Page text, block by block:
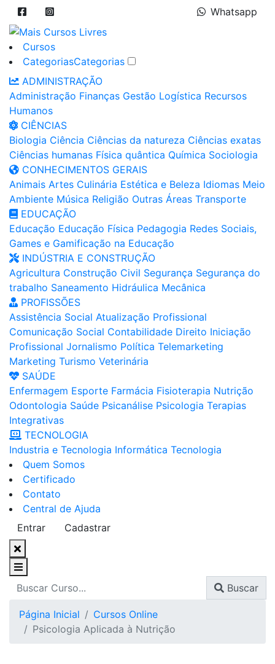
Whatsapp
Cursos
CategoriasCategorias
ADMINISTRAÇÃO
Administração Finanças Gestão Logística Recursos
Humanos
CIÊNCIAS
Biologia Ciência Ciências da natureza Ciências exatas
Ciências humanas Física quântica Química Sociologia
CONHECIMENTOS GERAIS
Animais Artes Culinária Estética e Beleza Idiomas Meio
Ambiente Música Religião Outras Áreas Transporte
EDUCAÇÃO
Educação Educação Física Pedagogia Redes Sociais,
Games e Gamificação na Educação
INDÚSTRIA E CONSTRUÇÃO
Agricultura Construção Civil Segurança Segurança do
trabalho Saneamento Hidráulica Mecânica
PROFISSÕES
Assistência Social Atualização Profissional
Comunicação Social Contabilidade Direito Iniciação
Profissional Jornalismo Política Telemarketing
Marketing Turismo Veterinária
SAÚDE
Enfermagem Esporte Farmácia Fisioterapia Nutrição
Odontologia Saúde Psicanálise Psicologia Terapias
Integrativas
TECNOLOGIA
Industria e Tecnologia Informática Tecnologia
Quem Somos
Certificado
Contato
Central de Ajuda
Entrar
Cadastrar
Buscar
Página Inicial
Cursos Online
Psicologia Aplicada à Nutrição